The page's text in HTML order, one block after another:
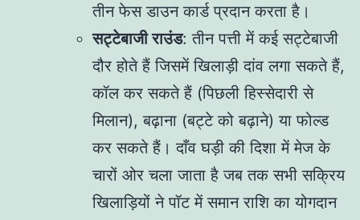
तीन फेस डाउन कार्ड प्रदान करता है।
सट्टेबाजी राउंड: तीन पत्ती में कई सट्टेबाजी
दौर होते हैं जिसमें खिलाड़ी दांव लगा सकते हैं,
कॉल कर सकते हैं (पिछली हिस्सेदारी से
मिलान), बढ़ाना (बट्टे को बढ़ाने) या फोल्ड
कर सकते हैं। दाँव घड़ी की दिशा में मेज के
चारों ओर चला जाता है जब तक सभी सक्रिय
खिलाड़ियों ने पॉट में समान राशि का योगदान